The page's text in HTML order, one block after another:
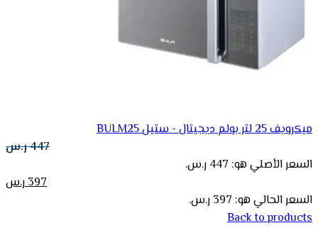
ميكرويف 25 لتر بولم ديجيتال - ستيل BULM25
447ر.س
السعر الأصلي هو: 447 ر.س.
397ر.س
السعر الحالي هو: 397 ر.س.
Back to products